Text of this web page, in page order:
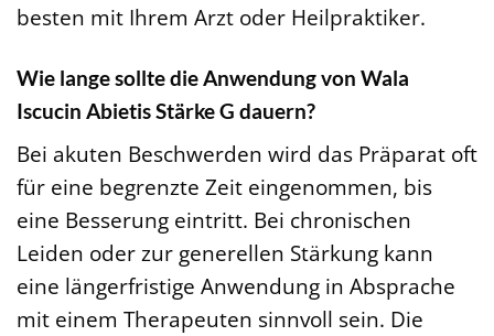
besten mit Ihrem Arzt oder Heilpraktiker.
Wie lange sollte die Anwendung von Wala
Iscucin Abietis Stärke G dauern?
Bei akuten Beschwerden wird das Präparat oft
für eine begrenzte Zeit eingenommen, bis
eine Besserung eintritt. Bei chronischen
Leiden oder zur generellen Stärkung kann
eine längerfristige Anwendung in Absprache
mit einem Therapeuten sinnvoll sein. Die